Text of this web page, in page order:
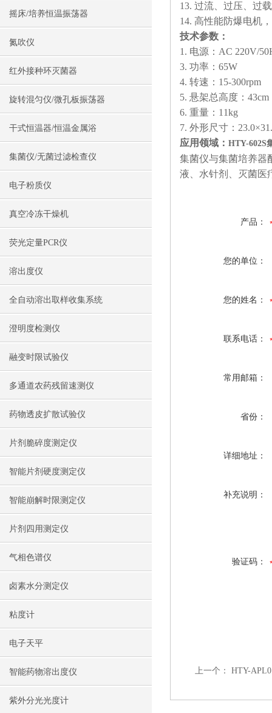
摇床/培养恒温振荡器
氮吹仪
红外接种环灭菌器
旋转混匀仪/微孔板振荡器
干式恒温器/恒温金属浴
集菌仪/无菌过滤检查仪
电子粉质仪
真空冷冻干燥机
荧光定量PCR仪
溶出度仪
全自动溶出取样收集系统
澄明度检测仪
融变时限试验仪
多通道农药残留速测仪
药物透皮扩散试验仪
片剂脆碎度测定仪
智能片剂硬度测定仪
智能崩解时限测定仪
片剂四用测定仪
气相色谱仪
卤素水分测定仪
粘度计
电子天平
智能药物溶出度仪
紫外分光光度计
13. 过流、过压、过
14. 高性能防爆电机
技术参数：
1. 电源：AC 220V/
3. 功率：65W
4. 转速：15-300rpm
5. 悬架总高度：43cm
6. 重量：11kg
7. 外形尺寸：
应用领域： HTY-602S
集菌仪与集菌培养器
液、水针剂、灭菌医
产品：
您的单位：
您的姓名：
联系电话：
常用邮箱：
省份：
详细地址：
补充说明：
验证码：
上一个： HTY-